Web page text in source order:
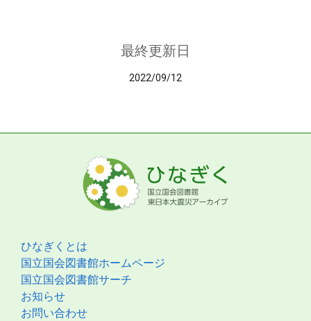
最終更新日
2022/09/12
ひなぎくとは
国立国会図書館ホームページ
国立国会図書館サーチ
お知らせ
お問い合わせ